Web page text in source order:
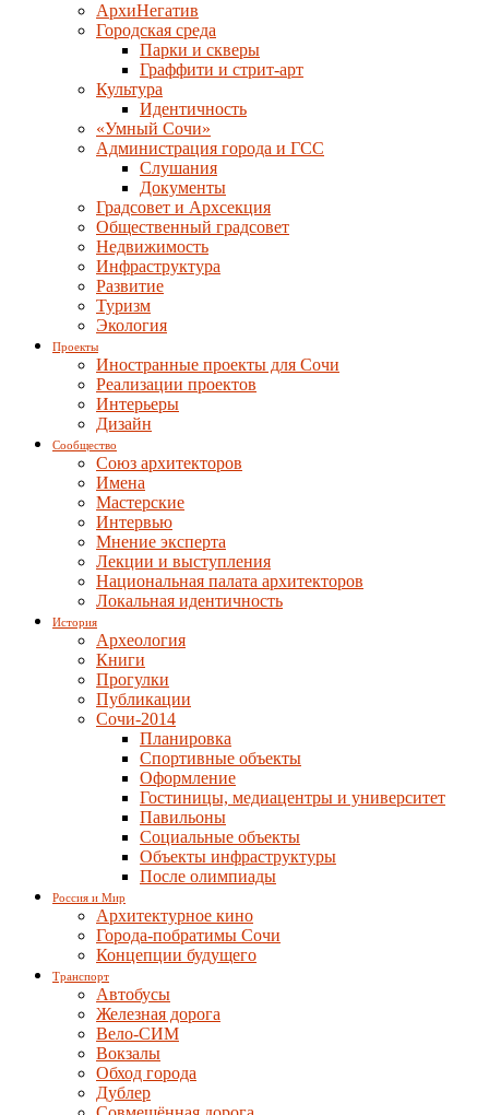
АрхиНегатив
Городская среда
Парки и скверы
Граффити и стрит-арт
Культура
Идентичность
«Умный Сочи»
Администрация города и ГСС
Слушания
Документы
Градсовет и Архсекция
Общественный градсовет
Недвижимость
Инфраструктура
Развитие
Туризм
Экология
Проекты
Иностранные проекты для Сочи
Реализации проектов
Интерьеры
Дизайн
Сообщество
Союз архитекторов
Имена
Мастерские
Интервью
Мнение эксперта
Лекции и выступления
Национальная палата архитекторов
Локальная идентичность
История
Археология
Книги
Прогулки
Публикации
Сочи-2014
Планировка
Спортивные объекты
Оформление
Гостиницы, медиацентры и университет
Павильоны
Социальные объекты
Объекты инфраструктуры
После олимпиады
Россия и Мир
Архитектурное кино
Города-побратимы Сочи
Концепции будущего
Транспорт
Автобусы
Железная дорога
Вело-СИМ
Вокзалы
Обход города
Дублер